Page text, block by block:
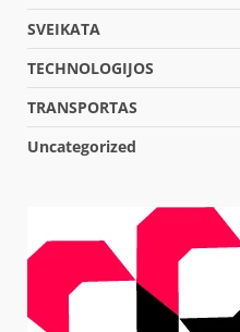
SVEIKATA
TECHNOLOGIJOS
TRANSPORTAS
Uncategorized